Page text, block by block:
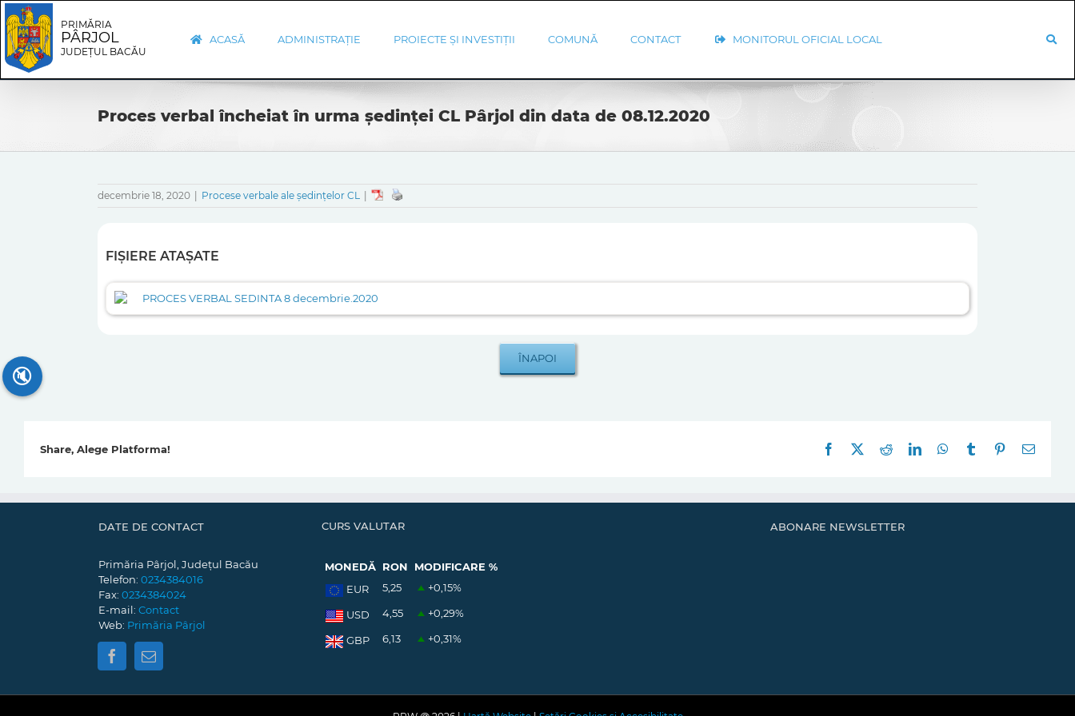
Skip
to
content
Skip
Navigation
PRIMĂRIA
PÂRJOL
JUDEȚUL BACĂU
ACASĂ ADMINISTRAȚIE PROIECTE ȘI INVESTIȚII COMUNĂ CONTACT MONITORUL OFICIAL LOCAL
Proces verbal încheiat în urma ședinței CL Pârjol din data de 08.12.2020
decembrie 18, 2020 Procese verbale ale ședințelor CL
FIȘIERE ATAȘATE
PROCES VERBAL SEDINTA 8 decembrie.2020
Share, Alege Platforma! Facebook RedditLinkedInWhatsApp
Tumblr Pinterest
E-
DATE DE CONTACT
Primăria Pârjol, Județul Bacău
Telefon: 0234384016
Fax: 0234384024
E-mail: Contact
Web: Primăria Pârjol
CURS VALUTAR
MONEDĂ RON
MODIFICARE %
EUR
5,25 +0,15%
USD 4,55 +0,29%
GBP 6,13 +0,31%
ABONARE NEWSLETTER
🔇